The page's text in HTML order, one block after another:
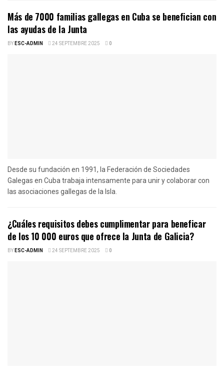
Más de 7000 familias gallegas en Cuba se benefician con
las ayudas de la Junta
BYESC-ADMIN 24 SEPTEMBRE 2025 0
Desde su fundación en 1991, la Federación de Sociedades
Galegas en Cuba trabaja intensamente para unir y colaborar con
las asociaciones gallegas de la Isla.
¿Cuáles requisitos debes cumplimentar para beneficar
de los 10 000 euros que ofrece la Junta de Galicia?
BYESC-ADMIN 24 SEPTEMBRE 2025 0